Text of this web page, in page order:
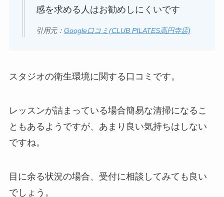
感を求める人はお勧めしにくいです
引用元： Google口コミ(CLUB PILATES高円寺店)
スタジオの衛生環境に関する口コミです。
レッスンが詰まっている場合簡易な清掃になるこ
ともあるようですが、あまり良い気持ちはしない
ですね。
目に余る状況の場合、受付に相談してみても良い
でしょう。